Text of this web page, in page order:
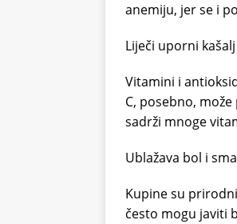
anemiju, jer se i
Liječi uporni
Vitamini i
C, posebno,
sadrži mnoge
Ublažava bol i
Kupine su
često mogu javiti